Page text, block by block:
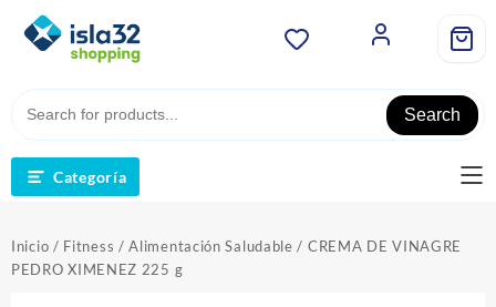
contenido
Search
Categoría
Inicio / Fitness /Alimentación Saludable / CREMA DE VINAGRE
PEDRO XIMENEZ 225 g